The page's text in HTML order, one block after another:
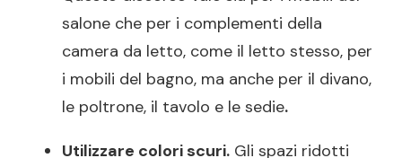
salone che per i complementi della
camera da letto, come il letto stesso, per
i mobili del bagno, ma anche per il divano,
le poltrone, il tavolo e le sedie.
Utilizzare colori scuri. Gli spazi ridotti